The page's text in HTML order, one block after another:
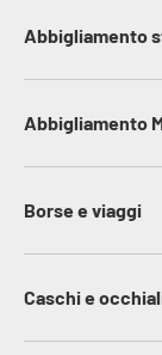
Abbigliamento
Abbigliamento
Borse e viaggi
Caschi e